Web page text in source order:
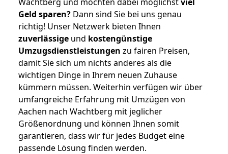
Geld sparen? Dann sind Sie bei uns genau
richtig! Unser Netzwerk bieten Ihnen
zuverlässige und kostengünstige
Umzugsdienstleistungen zu fairen Preisen,
damit Sie sich um nichts anderes als die
wichtigen Dinge in Ihrem neuen Zuhause
kümmern müssen. Weiterhin verfügen wir über
umfangreiche Erfahrung mit Umzügen von
Aachen nach Wachtberg mit jeglicher
Größenordnung und können Ihnen somit
garantieren, dass wir für jedes Budget eine
passende Lösung finden werden.